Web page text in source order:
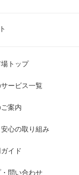
トップ
ービス一覧
案内
心の取り組み
イド
問い合わせ